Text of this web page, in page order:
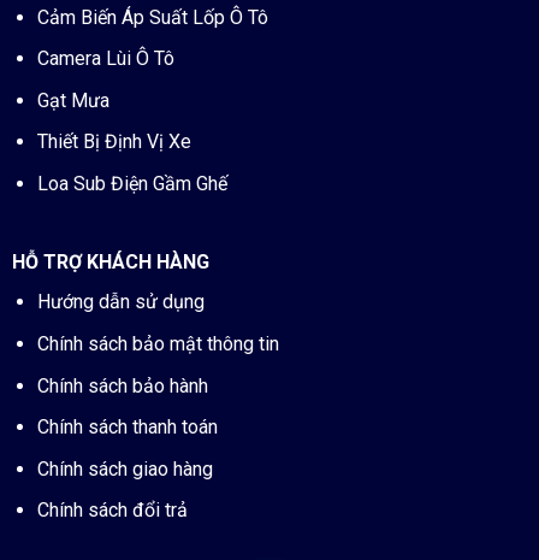
Cảm Biến Áp Suất Lốp Ô Tô
Camera Lùi Ô Tô
Gạt Mưa
Thiết Bị Định Vị Xe
Loa Sub Điện Gầm Ghế
HỖ TRỢ KHÁCH HÀNG
Hướng dẫn sử dụng
Chính sách bảo mật thông tin
Chính sách bảo hành
Chính sách thanh toán
Chính sách giao hàng
Chính sách đổi trả